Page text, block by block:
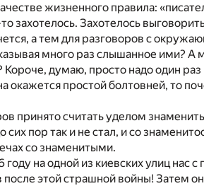
жизненного правила:
захотелось. Захотелось
а тем для разговоров с
много раз слышанное ими?
Короче, думаю, просто надо один
окажется простой болтовней, то
принято считать уделом
сих пор так и не стал, и со
со знаменитыми.
на одной из киевских улиц нас
после этой страшной войны! Затем